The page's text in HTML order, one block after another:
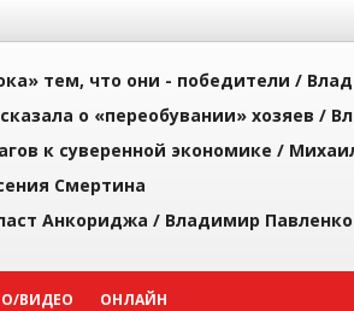
тем, что они - победители /
о «переобувании» хозяев /
к суверенной экономике /
Смертина
Анкориджа / Владимир Павленко
ВИДЕО ОНЛАЙН